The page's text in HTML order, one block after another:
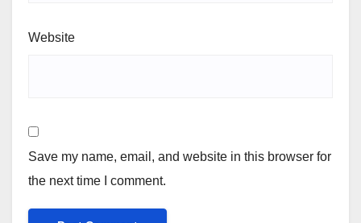
Website
Save my name, email, and website in this browser for
the next time I comment.